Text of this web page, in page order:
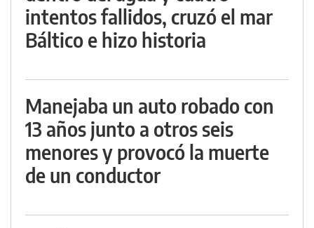
intentos fallidos, cruzó el mar
Báltico e hizo historia
Manejaba un auto robado con
13 años junto a otros seis
menores y provocó la muerte
de un conductor